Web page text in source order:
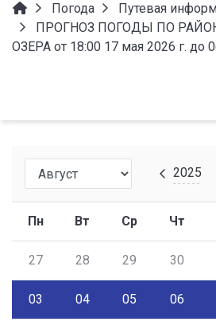
Погода Путевая
ПРОГНОЗ ПОГОДЫ ПО
ОЗЕРА от 18:00 17 мая 2026 г. до
2025
Пн Вт Ср Чт
27 28 29 30
03 04 05 06